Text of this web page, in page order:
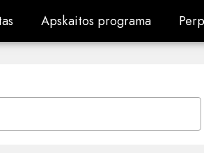
Apskaitos programa
Apskaitos programa